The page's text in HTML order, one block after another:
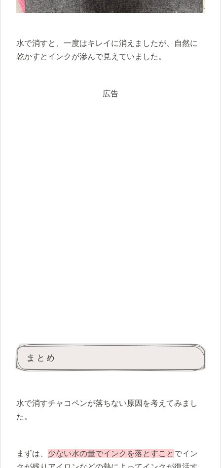
水で消すと、一度はキレイに消えましたが、自然に
乾かすとインクが滲んで見えていました。
広告
まとめ
水で消すチャコペンが落ちない原因を考えてみまし
た。
まずは、 少ない水の量でインクを落とすこと でイン